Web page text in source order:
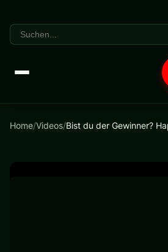
Home/Videos/Bist du der Gewinner?